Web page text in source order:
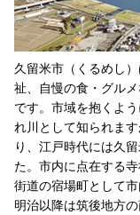
久留米市（くるめし
祉、自慢の食・グル
です。市域を抱くよ
れ川として知られま
り、江戸時代には久
た。市内に点在する
街道の宿場町として
明治以降は筑後地方